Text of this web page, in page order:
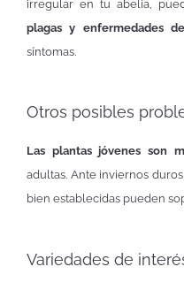
irregular en tu abelia,
plagas y enfermedades
síntomas.
Otros posibles
Las plantas jóvenes son
adultas. Ante inviernos
bien establecidas pueden
Variedades de